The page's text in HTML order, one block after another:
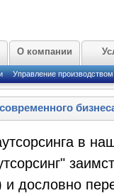
О компании
Управление производством
в
и дословно